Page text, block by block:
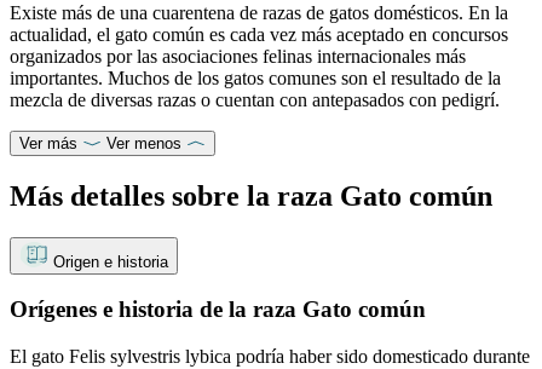
Existe más de una cuarentena de razas de gatos domésticos. En la
actualidad, el gato común es cada vez más aceptado en concursos
organizados por las asociaciones felinas internacionales más
importantes. Muchos de los gatos comunes son el resultado de la
mezcla de diversas razas o cuentan con antepasados con pedigrí.
Ver más Ver menos
Más detalles sobre la raza Gato común
Origen e historia
Orígenes e historia de la raza Gato común
El gato Felis sylvestris lybica podría haber sido domesticado durante